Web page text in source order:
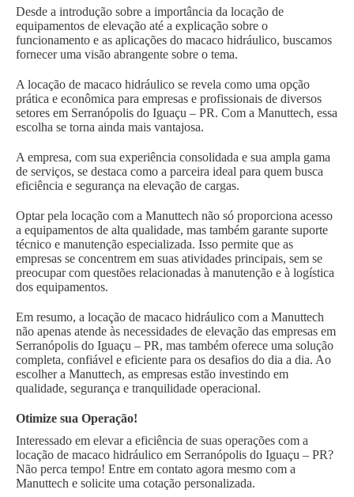
Desde a introdução sobre a importância da locação de
equipamentos de elevação até a explicação sobre o
funcionamento e as aplicações do macaco hidráulico, buscamos
fornecer uma visão abrangente sobre o tema.
A locação de macaco hidráulico se revela como uma opção
prática e econômica para empresas e profissionais de diversos
setores em Serranópolis do Iguaçu – PR. Com a Manuttech, essa
escolha se torna ainda mais vantajosa.
A empresa, com sua experiência consolidada e sua ampla gama
de serviços, se destaca como a parceira ideal para quem busca
eficiência e segurança na elevação de cargas.
Optar pela locação com a Manuttech não só proporciona acesso
a equipamentos de alta qualidade, mas também garante suporte
técnico e manutenção especializada. Isso permite que as
empresas se concentrem em suas atividades principais, sem se
preocupar com questões relacionadas à manutenção e à logística
dos equipamentos.
Em resumo, a locação de macaco hidráulico com a Manuttech
não apenas atende às necessidades de elevação das empresas em
Serranópolis do Iguaçu – PR, mas também oferece uma solução
completa, confiável e eficiente para os desafios do dia a dia. Ao
escolher a Manuttech, as empresas estão investindo em
qualidade, segurança e tranquilidade operacional.
Otimize sua Operação!
Interessado em elevar a eficiência de suas operações com a
locação de macaco hidráulico em Serranópolis do Iguaçu – PR?
Não perca tempo! Entre em contato agora mesmo com a
Manuttech e solicite uma cotação personalizada.